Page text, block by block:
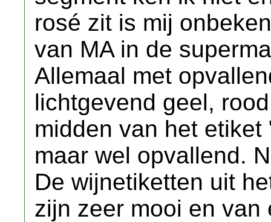
rosé zit is mij
van MA in de
Allemaal met
lichtgevend geel,
midden van het
maar wel opvallend.
De wijnetiketten uit
zijn zeer mooi en